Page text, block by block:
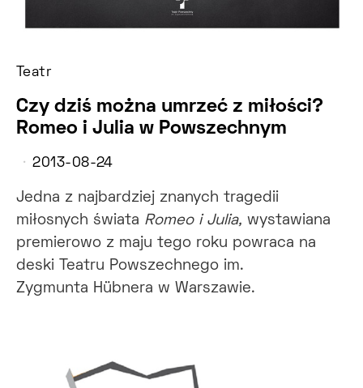
Teatr
Czy dziś można umrzeć z miłości?
Romeo i Julia w Powszechnym
2013-08-24
Jedna z najbardziej znanych tragedii
miłosnych świata Romeo i Julia, wystawiana
premierowo z maju tego roku powraca na
deski Teatru Powszechnego im.
Zygmunta Hübnera w Warszawie.